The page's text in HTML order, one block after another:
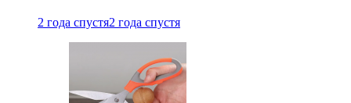
2 года спустя2 года спустя